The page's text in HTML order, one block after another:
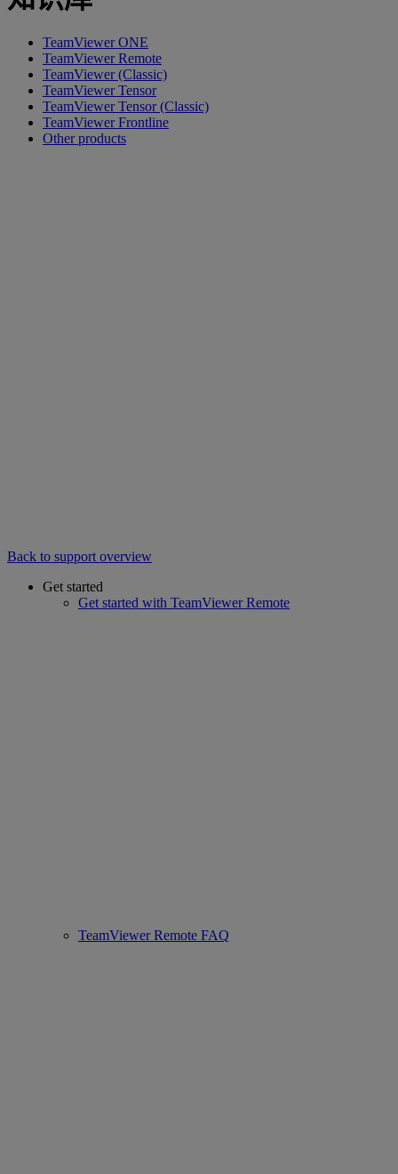
TeamViewer ONE
TeamViewer Remote
TeamViewer (Classic)
TeamViewer Tensor
TeamViewer Tensor (Classic)
TeamViewer Frontline
Other products
Back to support overview
Get started
Get started with TeamViewer Remote
TeamViewer Remote FAQ